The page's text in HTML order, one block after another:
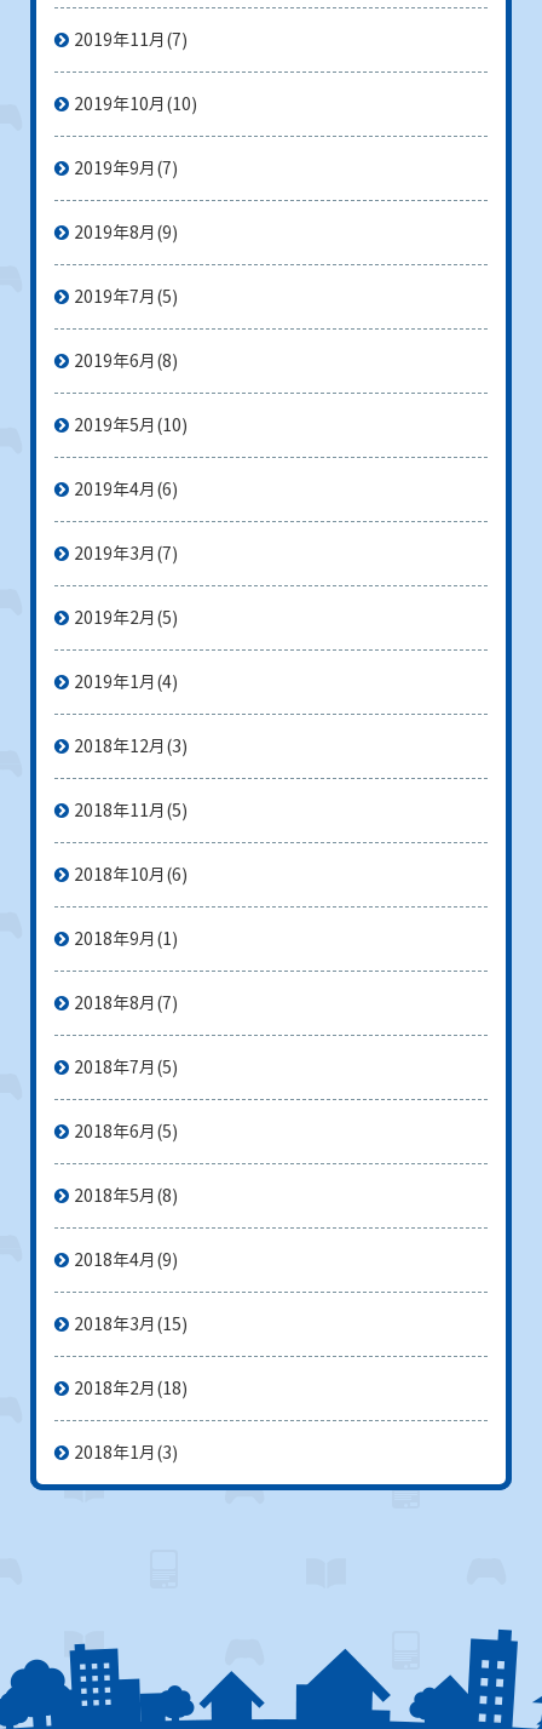
2019年11月 (7)
2019年10月 (10)
2019年9月 (7)
2019年8月 (9)
2019年7月 (5)
2019年6月 (8)
2019年5月 (10)
2019年4月 (6)
2019年3月 (7)
2019年2月 (5)
2019年1月 (4)
2018年12月 (3)
2018年11月 (5)
2018年10月 (6)
2018年9月 (1)
2018年8月 (7)
2018年7月 (5)
2018年6月 (5)
2018年5月 (8)
2018年4月 (9)
2018年3月 (15)
2018年2月 (18)
2018年1月 (3)